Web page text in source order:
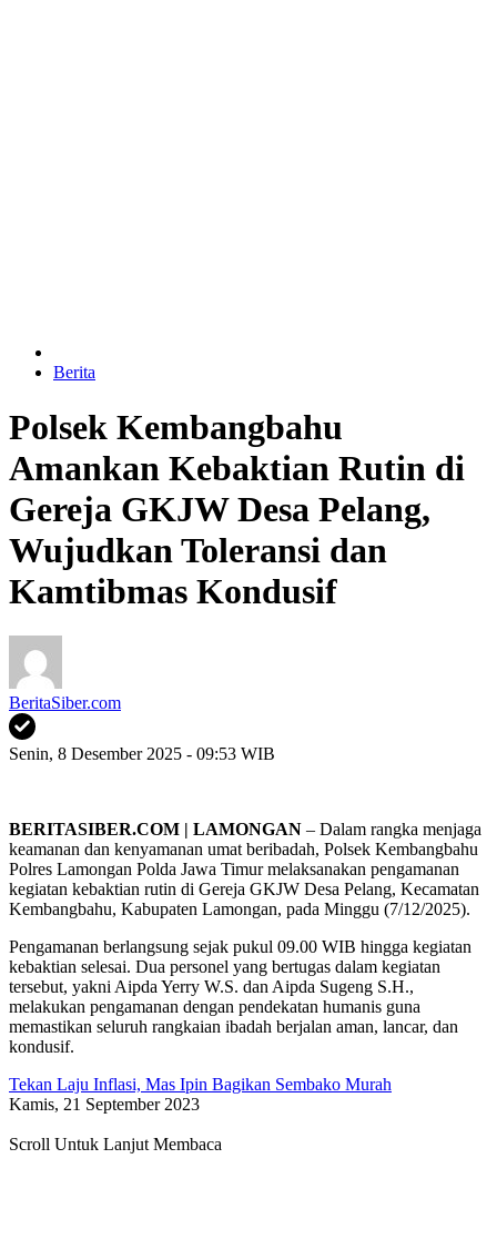
Berita
Polsek Kembangbahu
Amankan Kebaktian Rutin di
Gereja GKJW Desa Pelang,
Wujudkan Toleransi dan
Kamtibmas Kondusif
BeritaSiber.com
Senin, 8 Desember 2025 - 09:53 WIB
BERITASIBER.COM | LAMONGAN – Dalam rangka menjaga
keamanan dan kenyamanan umat beribadah, Polsek Kembangbahu
Polres Lamongan Polda Jawa Timur melaksanakan pengamanan
kegiatan kebaktian rutin di Gereja GKJW Desa Pelang, Kecamatan
Kembangbahu, Kabupaten Lamongan, pada Minggu (7/12/2025).
Pengamanan berlangsung sejak pukul 09.00 WIB hingga kegiatan
kebaktian selesai. Dua personel yang bertugas dalam kegiatan
tersebut, yakni Aipda Yerry W.S. dan Aipda Sugeng S.H.,
melakukan pengamanan dengan pendekatan humanis guna
memastikan seluruh rangkaian ibadah berjalan aman, lancar, dan
kondusif.
Tekan Laju Inflasi, Mas Ipin Bagikan Sembako Murah
Kamis, 21 September 2023
Scroll Untuk Lanjut Membaca